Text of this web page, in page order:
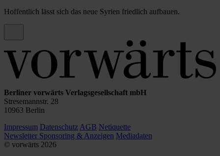
Hoffentlich lässt sich das neue Syrien friedlich aufbauen.
Berliner vorwärts Verlagsgesellschaft mbH
Stresemannstr. 28
10963 Berlin
Impressum Datenschutz AGB Netiquette
Newsletter Sponsoring & Anzeigen Mediadaten
© vorwärts 2026